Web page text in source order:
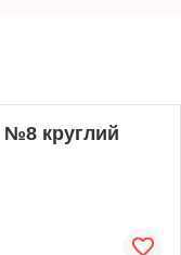
№8 круглий